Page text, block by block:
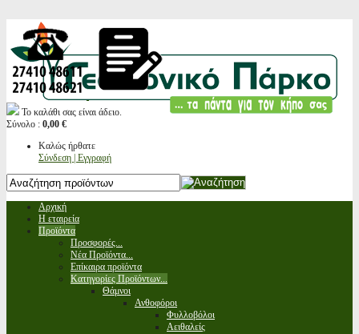
Το καλάθι σας είναι άδειο.
Σύνολο : 0,00 €
Καλώς ήρθατε
Σύνδεση | Εγγραφή
Αρχική
Η εταιρεία
Προϊόντα
Προσφορές...
Νέα Προϊόντα...
Επίκαιρα προϊόντα
Κατηγορίες Προϊόντων...
Θάμνοι
Ανθοφόροι
Φυλλοβόλοι
Αειθαλείς